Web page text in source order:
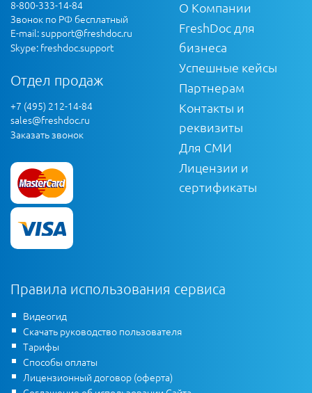
8-800-333-14-84
Звонок по РФ бесплатный
E-mail:support@freshdoc.ru
Skype: freshdoc.support
Отдел продаж
+7 (495) 212-14-84
sales@freshdoc.ru
Заказать звонок
О Компании
FreshDoc для
бизнеса
Успешные кейсы
Партнерам
Контакты и
реквизиты
Для СМИ
Лицензии и
сертификаты
Правила использования сервиса
Видеогид
Скачать руководство пользователя
Тарифы
Способы оплаты
Лицензионный договор (оферта)